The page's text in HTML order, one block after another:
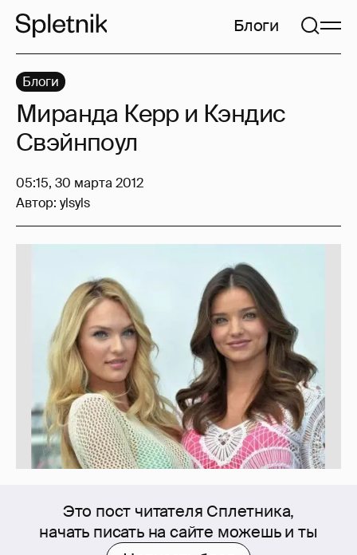
Блоги
Это пост читателя Сплетника,
начать писать на сайте можешь и ты
Блоги
Миранда Керр и Кэндис
Свэйнпоул
05:15, 30 марта 2012
Автор: ylsyls